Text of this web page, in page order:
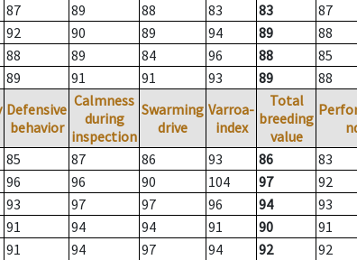
87 89 88 83 83
87
92 90 89 94 89
88
88 89 84 96 88
85
89 91 91 93 89 88
Defensive
behavior
Calmness
during
inspection
Swarming
drive
Varroa-
index
Total
breeding
value
85 87 86 93 86
83
96 96 90 104 97
92
93 97 97 96 94
93
91 94 94 91 90
91
91 94 97 94 92
92